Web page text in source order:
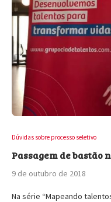
Dúvidas sobre processo seletivo
Passagem de bastão
9 de outubro de 2018
Na série “Mapeando